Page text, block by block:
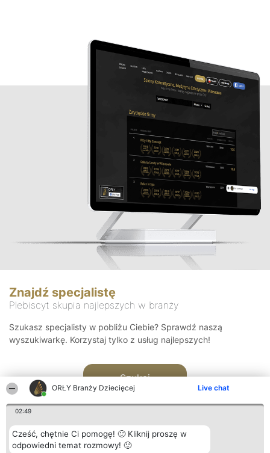
ORŁY Branży Dziecięcej Live chat
02:49
Cześć, chętnie Ci pomogę! 🙂 Kliknij proszę w
odpowiedni temat rozmowy! 🙂
Znajdź specjalistę
Plebiscyt skupia najlepszych w branży
Szukasz specjalisty w pobliżu Ciebie? Sprawdź naszą
wyszukiwarkę. Korzystaj tylko z usług najlepszych!
Szukaj